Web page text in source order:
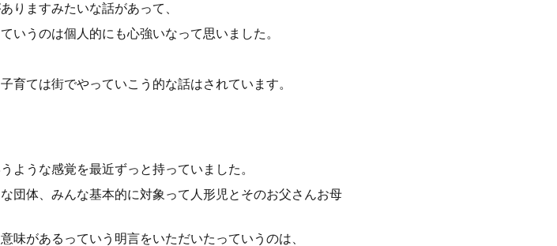
りますみたいな話があって、
いうのは個人的にも心強いなって思いました。
育ては街でやっていこう的な話はされています。
ような感覚を最近ずっと持っていました。
団体、みんな基本的に対象って人形児とそのお父さんお母
味があるっていう明言をいただいたっていうのは、